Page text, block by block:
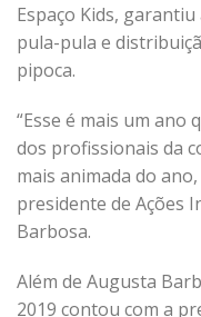
Espaço Kids,
pula-pula e
pipoca.
“Esse é mais um ano
dos profissionais da
mais animada do
presidente de Ações
Barbosa.
Além de Augusta
2019 contou com a